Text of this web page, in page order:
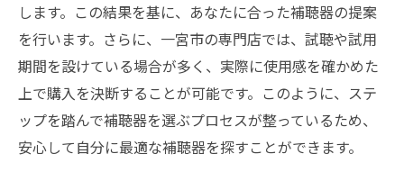
します。この結果を基に、あなたに合った補聴器の提案
を行います。さらに、一宮市の専門店では、試聴や試用
期間を設けている場合が多く、実際に使用感を確かめた
上で購入を決断することが可能です。このように、ステ
ップを踏んで補聴器を選ぶプロセスが整っているため、
安心して自分に最適な補聴器を探すことができます。